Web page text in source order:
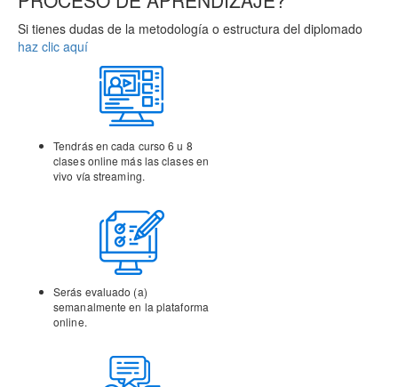
Si tienes dudas de la metodología o estructura del diplomado
haz clic aquí
Tendrás en cada curso 6 u 8
clases online más las clasesen
vivo vía streaming.
Serás evaluado (a)
semanalmente en la plataforma
online.